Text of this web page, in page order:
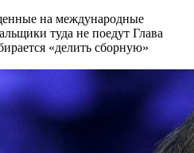
на международные
туда не поедут Глава
«делить сборную»